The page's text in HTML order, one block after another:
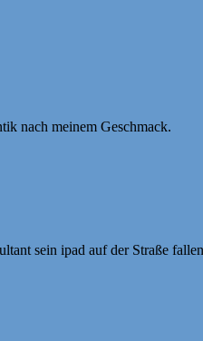
nach meinem Geschmack.
sein ipad auf der Straße